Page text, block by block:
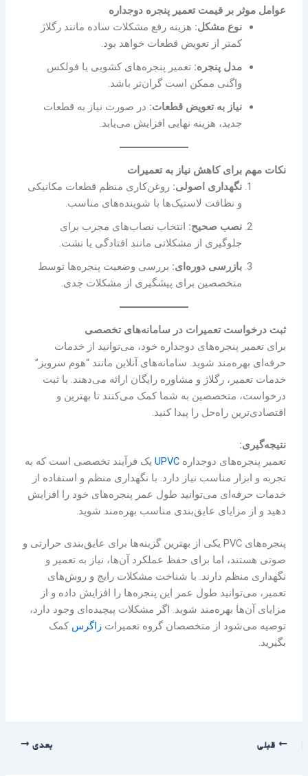
عوامل موثر بر قیمت تعمیر پنجره دوجداره
نوع مشکل: هزینه رفع مشکلات ساده مانند رگلاژ
کمتر از تعویض قطعات خواهد بود.
مدل پنجره: تعمیر پنجره‌های کشویی یا فولکس
واگنی ممکن است گران‌تر باشد.
نیاز به تعویض قطعات: در صورت نیاز به قطعات
جدید، هزینه نهایی افزایش می‌یابد.
نکات مهم برای کاهش نیاز به تعمیرات
نگهداری اصولی: روغن‌کاری منظم قطعات مکانیکی
و نظافت لاستیک‌ها با شوینده‌های مناسب.
نصب صحیح: انتخاب نصاب‌های مجرب برای
جلوگیری از مشکلاتی مانند افتادگی یا نشت.
بازرسی دوره‌ای: بررسی وضعیت پنجره‌ها توسط
متخصصین برای پیشگیری از مشکلات جدی.
ثبت درخواست تعمیرات در سامانه‌های تخصصی
برای تعمیر پنجره‌های دوجداره خود، می‌توانید از خدمات
حرفه‌ای بهره‌مند شوید. سامانه‌های آنلاین مانند “هوم سرویز”
خدمات تعمیر، رگلاژ و مشاوره رایگان ارائه می‌دهند. با ثبت
درخواست، متخصصین به شما کمک می‌کنند تا بهترین و
اقتصادی‌ترین راه‌حل را پیدا کنید.
نتیجه‌گیری:
تعمیر پنجره‌های دوجدارهUPVC یک فرآیند تخصصی است که به
تجربه و ابزار مناسب نیاز دارد. با نگهداری منظم و استفاده از
خدمات حرفه‌ای می‌توانید طول عمر پنجره‌های خود را افزایش
دهید و از مزایای عایق‌بندی مناسب بهره‌مند شوید.
پنجره‌های PVC یکی از بهترین گزینه‌ها برای عایق‌بندی حرارتی و
صوتی هستند، اما برای حفظ عملکرد آن‌ها، نیاز به تعمیر و
نگهداری منظم دارند. با شناخت مشکلات رایج و روش‌های
تعمیر، می‌توانید طول عمر این پنجره‌ها را افزایش داده و از
مزایای آن‌ها بهره‌مند شوید. اگر مشکلات پیچیده‌ای وجود دارد،
توصیه می‌شود از متخصصان گروه تعمیراتزاگرسکمک
بگیرید.
قبلی بعدی